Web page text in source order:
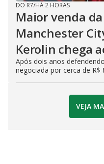
DO R7/HÁ 2 HORAS
Maior venda
Manchester
Kerolin chega
Após dois anos
negociada por cerca de R$
VEJA